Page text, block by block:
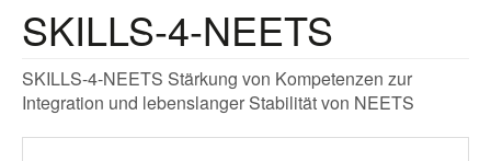
SKILLS-4-NEETS
SKILLS-4-NEETS Stärkung von Kompetenzen zur
Integration und lebenslanger Stabilität von NEETS